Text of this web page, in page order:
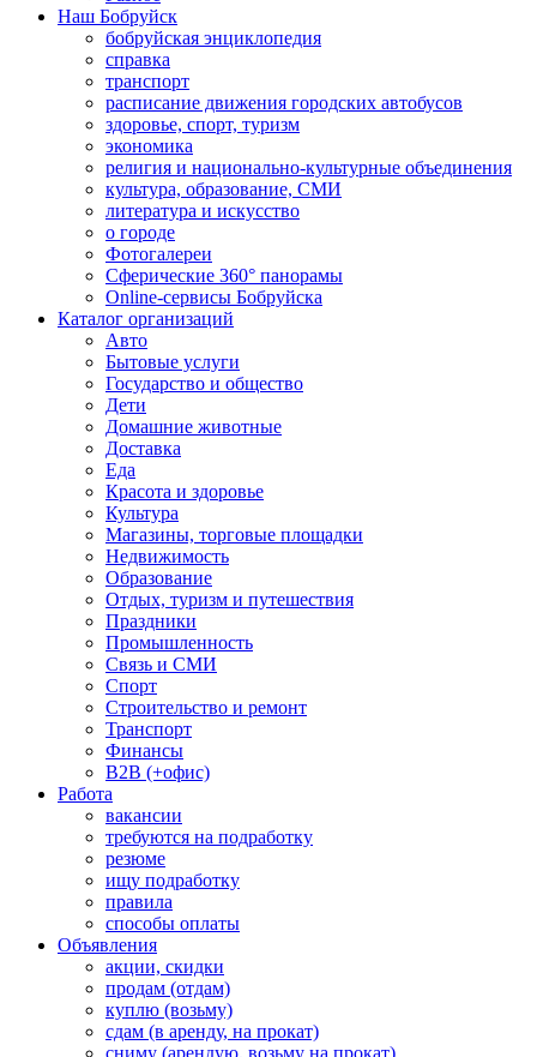
Наш Бобруйск
бобруйская энциклопедия
справка
транспорт
расписание движения городских автобусов
здоровье, спорт, туризм
экономика
религия и национально-культурные объединения
культура, образование, СМИ
литература и искусство
о городе
Фотогалереи
Сферические 360° панорамы
Online-сервисы Бобруйска
Каталог организаций
Авто
Бытовые услуги
Государство и общество
Дети
Домашние животные
Доставка
Еда
Красота и здоровье
Культура
Магазины, торговые площадки
Недвижимость
Образование
Отдых, туризм и путешествия
Праздники
Промышленность
Связь и СМИ
Спорт
Строительство и ремонт
Транспорт
Финансы
B2B (+офис)
Работа
вакансии
требуются на подработку
резюме
ищу подработку
правила
способы оплаты
Объявления
акции, скидки
продам (отдам)
куплю (возьму)
сдам (в аренду, на прокат)
сниму (арендую, возьму на прокат)